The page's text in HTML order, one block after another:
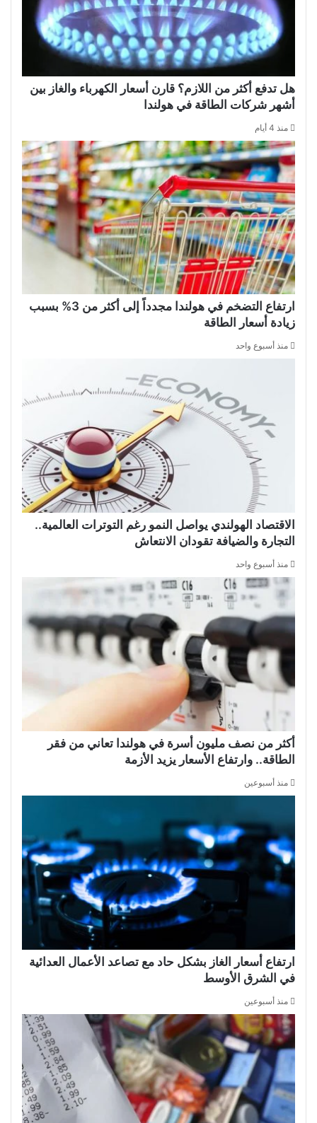
هل تدفع أكثر من اللازم؟ قارن أسعار الكهرباء والغاز بين
أشهر شركات الطاقة في هولندا
منذ 4 أيام
ارتفاع التضخم في هولندا مجدداً إلى أكثر من 3% بسبب
زيادة أسعار الطاقة
منذ أسبوع واحد
الاقتصاد الهولندي يواصل النمو رغم التوترات العالمية..
التجارة والضيافة تقودان الانتعاش
منذ أسبوع واحد
أكثر من نصف مليون أسرة في هولندا تعاني من فقر
الطاقة.. وارتفاع الأسعار يزيد الأزمة
منذ أسبوعين
ارتفاع أسعار الغاز بشكل حاد مع تصاعد الأعمال العدائية
في الشرق الأوسط
منذ أسبوعين